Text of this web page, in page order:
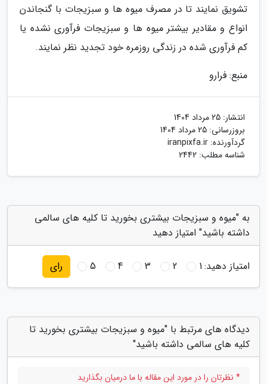
تشویق نمایند تا در مصرف میوه ها و سبزیجات با گنجاندن
انواع و مقادیر بیشتر میوه ها و سبزیجات فرآوری نشده یا
کم فرآوری شده در زندگی روزمره خود تجدید نظر نمایند.
منبع: فرارو
انتشار: 25 مرداد 1404
بروزرسانی: 25 مرداد 1404
گردآورنده: iranpixfa.ir
شناسه مطلب: 2442
به "میوه و سبزیجات بیشتری بخورید تا کلیه های سالمی
داشته باشید" امتیاز دهید
امتیاز دهید:1
2
3
4
5 رای
دیدگاه های مرتبط با "میوه و سبزیجات بیشتری بخورید تا
کلیه های سالمی داشته باشید"
* نظرتان را در مورد این مقاله با ما درمیان بگذارید